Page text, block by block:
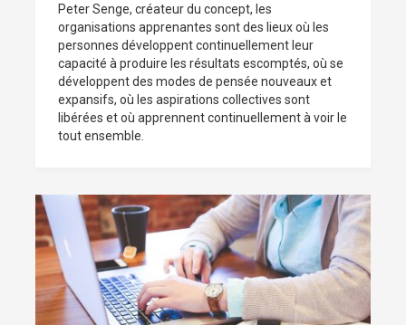
Peter Senge, créateur du concept, les
organisations apprenantes sont des lieux où les
personnes développent continuellement leur
capacité à produire les résultats escomptés, où se
développent des modes de pensée nouveaux et
expansifs, où les aspirations collectives sont
libérées et où apprennent continuellement à voir le
tout ensemble.